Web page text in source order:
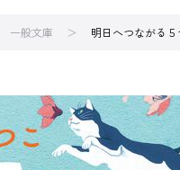
一般文庫 明日へつながる